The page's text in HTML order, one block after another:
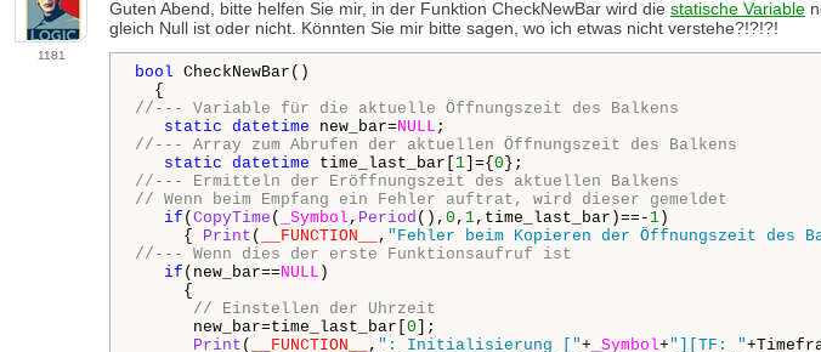
1181
Guten Abend, bitte helfen Sie mir, in der Funktion CheckNewBar wird die statische Variable
gleich Null ist oder nicht. Könnten Sie mir bitte sagen, wo ich etwas nicht verstehe?!?!?!
bool CheckNewBar()
//--- Variable für die aktuelle Öffnungszeit des Balkens
static datetime new_bar= NULL
//--- Array zum Abrufen der aktuellen Öffnungszeit des Balkens
static datetime time_last_bar[ 1 ]={ 0
//--- Ermitteln der Eröffnungszeit des aktuellen Balkens
// Wenn beim Empfang ein Fehler auftrat, wird dieser gemeldet
if ( CopyTime ( _Symbol , Period (), 0 , 1,time_last_bar)==- 1 )
{
Print ( __FUNCTION__ , "Fehler beim Kopieren der Öffnungszeit des
//--- Wenn dies der erste Funktionsaufruf ist
if (new_bar== NULL )
{
// Einstellen der Uhrzeit
new_bar=time_last_bar[ 0 ];
Print ( __FUNCTION__ , ": Initialisierung ["+ _Symbol+"][TF: "